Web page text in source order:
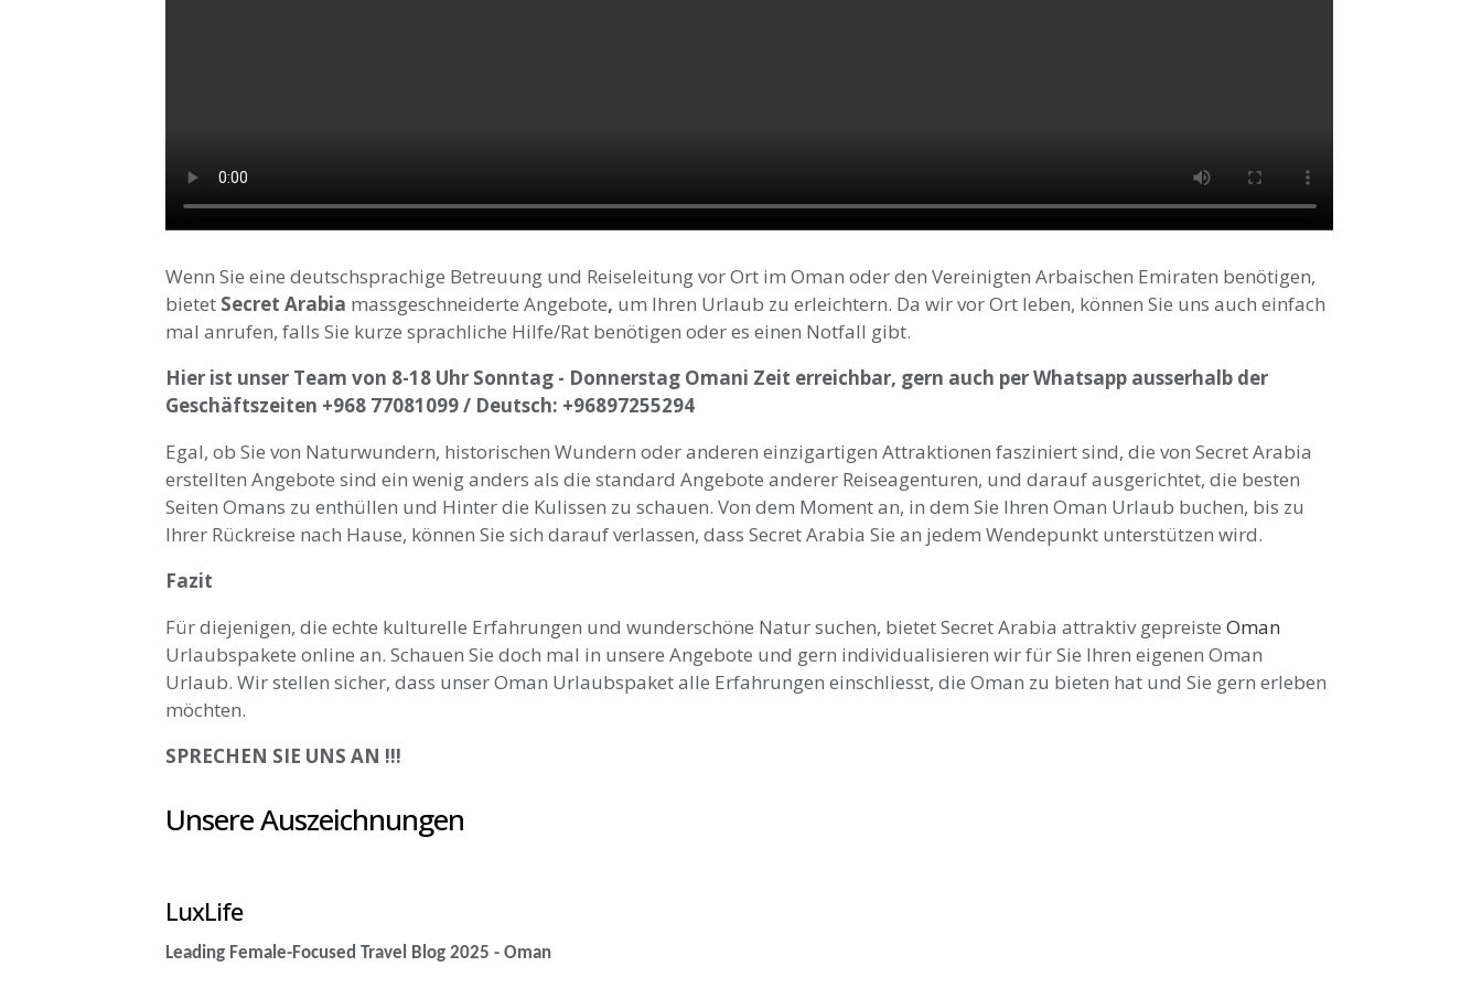
Wenn Sie eine deutschsprachige Betreuung und Reiseleitung vor Ort im Oman oder den Vereinigten Arbaischen Emiraten benötigen,
bietet Secret Arabia massgeschneiderte Angebote, um Ihren Urlaub zu erleichtern. Da wir vor Ort leben, können Sie uns auch einfach
mal anrufen, falls Sie kurze sprachliche Hilfe/Rat benötigen oder es einen Notfall gibt.
Hier ist unser Team von 8-18 Uhr Sonntag - Donnerstag Omani Zeit erreichbar, gern auch per Whatsapp ausserhalb der
Geschäftszeiten +968 77081099 / Deutsch: +96897255294
Egal, ob Sie von Naturwundern, historischen Wundern oder anderen einzigartigen Attraktionen fasziniert sind, die von Secret Arabia
erstellten Angebote sind ein wenig anders als die standard Angebote anderer Reiseagenturen, und darauf ausgerichtet, die besten
Seiten Omans zu enthüllen und Hinter die Kulissen zu schauen. Von dem Moment an, in dem Sie Ihren Oman Urlaub buchen, bis zu
Ihrer Rückreise nach Hause, können Sie sich darauf verlassen, dass Secret Arabia Sie an jedem Wendepunkt unterstützen wird.
Fazit
Für diejenigen, die echte kulturelle Erfahrungen und wunderschöne Natur suchen, bietet Secret Arabia attraktiv gepreisteOman
Urlaubspakete online an. Schauen Sie doch mal in unsere Angebote und gern individualisieren wir für Sie Ihren eigenen Oman
Urlaub. Wir stellen sicher, dass unser Oman Urlaubspaket alle Erfahrungen einschliesst, die Oman zu bieten hat und Sie gern erleben
möchten.
SPRECHEN SIE UNS AN !!!
Unsere Auszeichnungen
LuxLife
Leading Female-Focused Travel Blog 2025 - Oman